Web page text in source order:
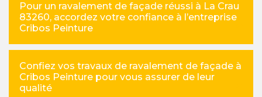
Pour un ravalement de façade réussi à La Crau
83260, accordez votre confiance à l’entreprise
Cribos Peinture
Confiez vos travaux de ravalement de façade à
Cribos Peinture pour vous assurer de leur
qualité